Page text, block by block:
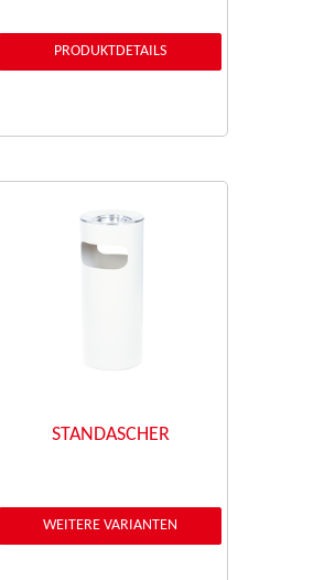
PRODUKTDETAILS
STANDASCHER
WEITERE VARIANTEN